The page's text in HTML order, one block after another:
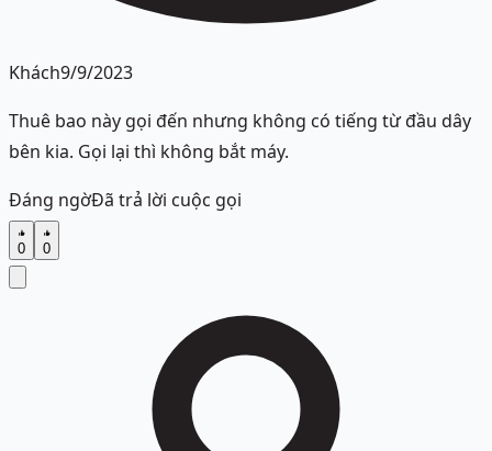
Khách9/9/2023
Thuê bao này gọi đến nhưng không có tiếng từ đầu dây
bên kia. Gọi lại thì không bắt máy.
Đáng ngờĐã trả lời cuộc gọi
0 0